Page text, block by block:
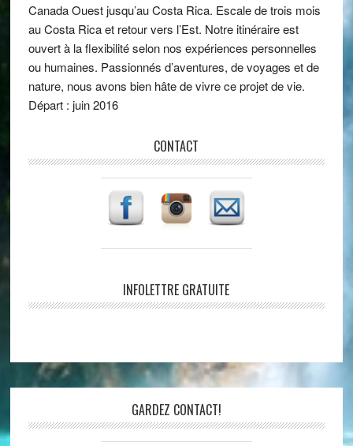
Canada Ouest jusqu’au Costa Rica. Escale de trois mois
au Costa Rica et retour vers l’Est. Notre itinéraire est
ouvert à la flexibilité selon nos expériences personnelles
ou humaines. Passionnés d’aventures, de voyages et de
nature, nous avons bien hâte de vivre ce projet de vie.
Départ : juin 2016
CONTACT
INFOLETTRE GRATUITE
GARDEZ CONTACT!